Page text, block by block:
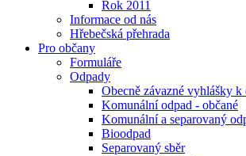
Rok 2011
Informace od nás
Hřebečská přehrada
Pro občany
Formuláře
Odpady
Obecně závazné vyhlášky k
Komunální odpad - občané
Komunální a separovaný
Bioodpad
Separovaný sběr